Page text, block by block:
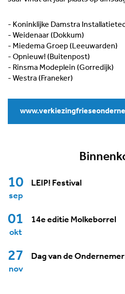
- Koninklijke Damstra
- Weidenaar (Dokkum)
- Miedema Groep (Leeuwarden)
- Opnieuw! (Buitenpost)
- Rinsma Modeplein (Gorredijk)
- Westra (Franeker)
10
sep
LEIP! Festival
01
okt
14e editie Molkeborrel
27
nov
Dag van de